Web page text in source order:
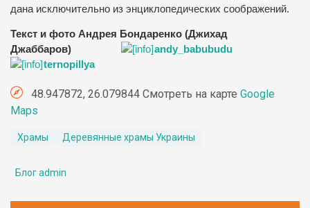
дана исключительно из энциклопедических соображений.
Текст и фото Андрея Бондаренко (Джихад
Джаббаров)
andy_babubudu
ternopillya
48.947872, 26.079844 Смотреть на карте Google
Maps
Храмы Деревянные храмы Украины
Блог admin